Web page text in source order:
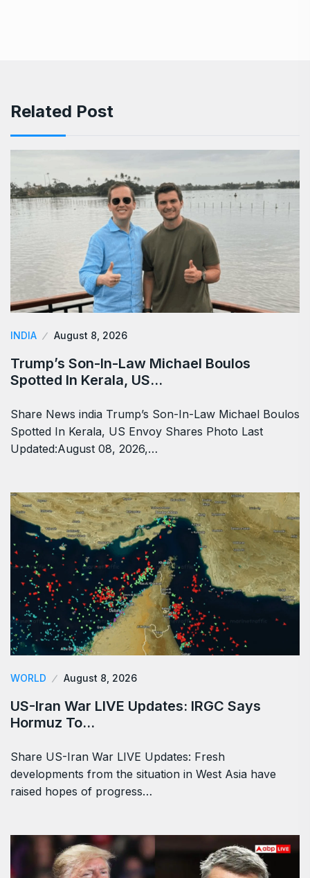
Related Post
INDIA August 8, 2026
Trump’s Son-In-Law Michael Boulos
Spotted In Kerala, US…
Share News india Trump’s Son-In-Law Michael Boulos
Spotted In Kerala, US Envoy Shares Photo Last
Updated:August 08, 2026,…
WORLD August 8, 2026
US-Iran War LIVE Updates: IRGC Says
Hormuz To…
Share US-Iran War LIVE Updates: Fresh
developments from the situation in West Asia have
raised hopes of progress…